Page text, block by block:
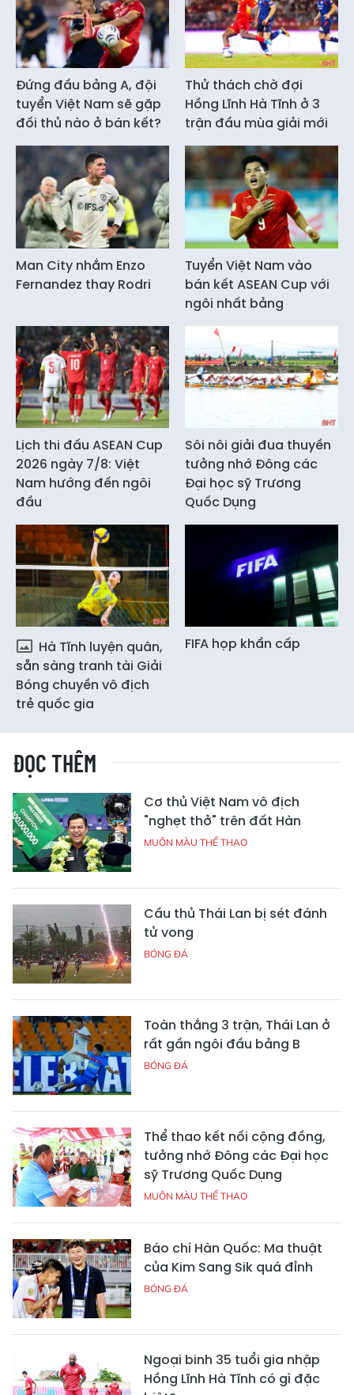
Đứng đầu bảng A, đội
tuyển Việt Nam sẽ gặp
đối thủ nào ở bán kết?
Thử thách chờ đợi
Hồng Lĩnh Hà Tĩnh ở 3
trận đầu mùa giải mới
Man City nhắm Enzo
Fernandez thay Rodri
Tuyển Việt Nam vào
bán kết ASEAN Cup với
ngôi nhất bảng
Lịch thi đấu ASEAN Cup
2026 ngày 7/8: Việt
Nam hướng đến ngôi
đầu
Sôi nôi giải đua thuyền
tưởng nhớ Đông các
Đại học sỹ Trương
Quốc Dụng
Hà Tĩnh luyện quân,
sẵn sàng tranh tài Giải
Bóng chuyền vô địch
trẻ quốc gia
FIFA họp khẩn cấp
ĐỌC THÊM
Cơ thủ Việt Nam vô địch
"nghẹt thở" trên đất Hàn
MUÔN MÀU THỂ THAO
Cầu thủ Thái Lan bị sét đánh
tử vong
BÓNG ĐÁ
Toàn thắng 3 trận, Thái Lan ở
rất gần ngôi đầu bảng B
BÓNG ĐÁ
Thể thao kết nối cộng đồng,
tưởng nhớ Đông các Đại học
sỹ Trương Quốc Dụng
MUÔN MÀU THỂ THAO
Báo chí Hàn Quốc: Ma thuật
của Kim Sang Sik quá đỉnh
BÓNG ĐÁ
Ngoại binh 35 tuổi gia nhập
Hồng Lĩnh Hà Tĩnh có gì đặc